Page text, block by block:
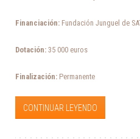
Financiación: Fundación Junguel de
Dotación: 35 000 euros
Finalización: Permanente
CONTINUAR LEYENDO